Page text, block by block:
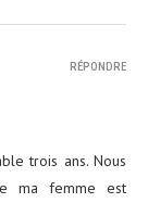
trois ans. Nous
ma femme est
RÉPONDRE